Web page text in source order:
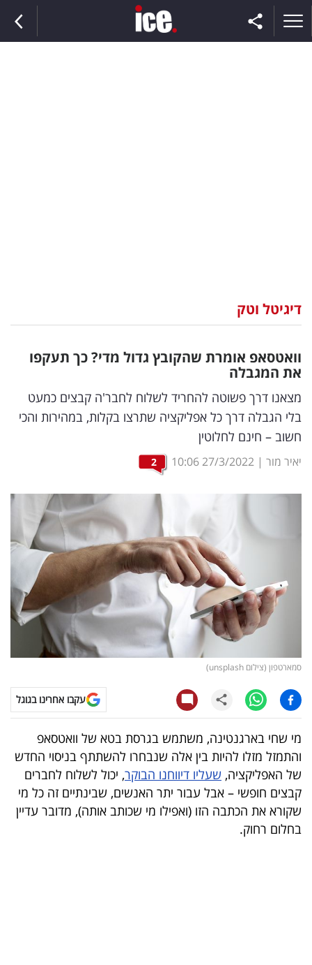
וצרכנות
דיגיטל
וטק
שיווק
ופרסום
ומחקרים
רכילות
עסקית
קריפטו
ויראלי
טלוויזיה
עסקי
ספורט
קריירה
ולימודים
דיגיטל וטק
וואטסאפ אומרת שהקובץ גדול מדי? כך תעקפו
את המגבלה
מצאנו דרך פשוטה להחריד לשלוח לחבר'ה קבצים כמעט
בלי הגבלה דרך כל אפליקציה שתרצו בקלות, במהירות והכי
חשוב – חינם לחלוטין
יאיר מור |
27/3/2022
10:06
2
סמארטפון (צילום unsplash)
עקבו אחרינו בגוגל
מי שחי בארגנטינה, משתמש בגרסת בטא של וואטסאפ
והתמזל מזלו להיות בין אלה שנבחרו להשתתף בניסוי החדש
של האפליקציה, שעליו דיווחנו הבוקר, יכול לשלוח לחברים
קבצים חופשי – אבל עבור יתר האנשים, שבינתיים זה כל מי
שקורא את הכתבה הזו (ואפילו מי שכותב אותה), מדובר עדיין
בחלום רחוק.